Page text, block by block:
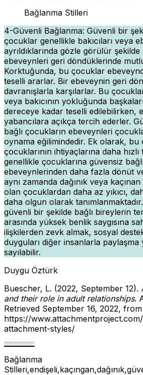
Bağlanma Stilleri
4-Güvenli Bağlanma: Güvenli bir
çocuklar genellikle bakıcıları veya
ayrıldıklarında gözle görülür
ebeveynleri geri döndüklerinde
Korktuğunda, bu çocuklar
teselli ararlar. Bir ebeveynin geri
davranışlarla karşılarlar. Bu
veya bakıcının yokluğunda
dereceye kadar teselli edilebilirken,
yabancılara açıkça tercih ederler.
bağlı çocukların ebeveynleri
oynama eğilimindedir. Ek olarak, bu
çocuklarının ihtiyaçlarına daha
genellikle çocuklarına güvensiz
ebeveynlerinden daha fazla dönüt
aynı zamanda dağınık veya
olan çocuklardan daha az yıkıcı,
daha olgun olarak
güvenli bir şekilde bağlı bireylerin
arasında yüksek benlik saygısına
ilişkilerden zevk almak, sosyal
duyguları diğer insanlarla paylaşma
sayılabilir.
Duygu Öztürk
Buescher, L. (2022, September 12).
and their role in adult relationships.
Retrieved September 16, 2022, from
https://
attachment-styles/
Bağlanma